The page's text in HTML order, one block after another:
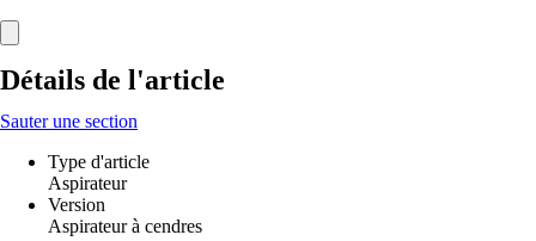
Détails de l'article
Sauter une section
Type d'article
Aspirateur
Version
Aspirateur à cendres